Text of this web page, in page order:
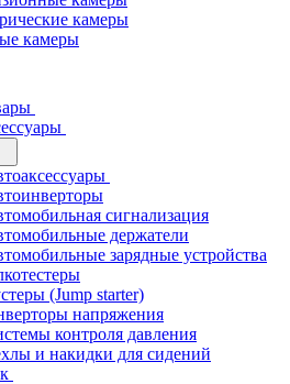
камеры
камеры
сигнализация
держатели
зарядные устройства
(Jump starter)
напряжения
контроля давления
и накидки для сидений